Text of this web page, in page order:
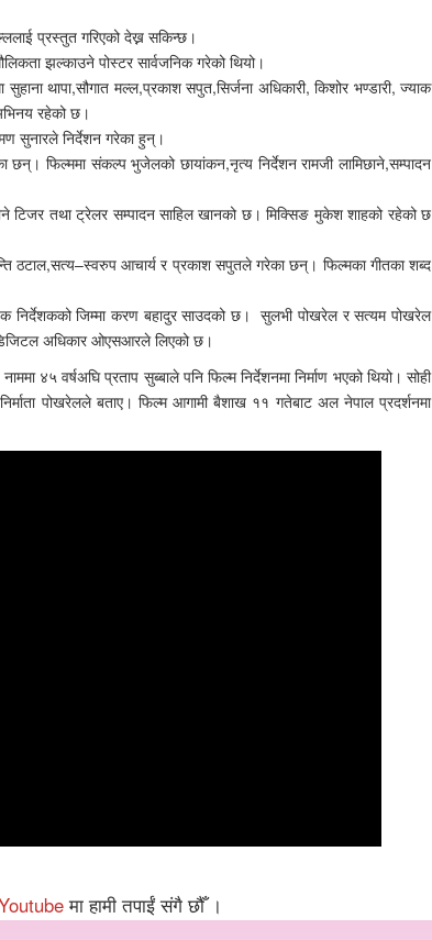
प्रस्तुत गरिएको देख्न सकिन्छ।
झल्काउने पोस्टर सार्वजनिक गरेको थियो।
थापा,सौगात मल्ल,प्रकाश सपुत,सिर्जना अधिकारी, किशोर भण्डारी, ज्याक
रहेको छ।
सुनारले निर्देशन गरेका हुन्।
फिल्ममा संकल्प भुजेलको छायांकन,नृत्य निर्देशन रामजी लामिछाने,सम्पादन
टिजर तथा ट्रेलर सम्पादन साहिल खानको छ। मिक्सिङ मुकेश शाहको रहेको छ
ठटाल,सत्य–स्वरुप आचार्य र प्रकाश सपुतले गरेका छन्। फिल्मका गीतका शब्द
निर्देशकको जिम्मा करण बहादुर साउदको छ। सुलभी पोखरेल र सत्यम पोखरेल
अधिकार ओएसआरले लिएको छ।
४५ वर्षअघि प्रताप सुब्बाले पनि फिल्म निर्देशनमा निर्माण भएको थियो। सोही
पोखरेलले बताए। फिल्म आगामी बैशाख ११ गतेबाट अल नेपाल प्रदर्शनमा
मा हामी तपाईं संगै छौँ ।